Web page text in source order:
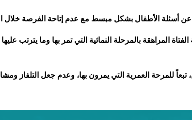
عن أسئلة الأطفال بشكل مبسط مع عدم إتاحة الفرصة خلال
الفتاة المراهقة بالمرحلة النمائية التي تمر بها وما يترتب
تبعاً للمرحة العمرية التي يمرون بها، وعدم جعل التلفاز